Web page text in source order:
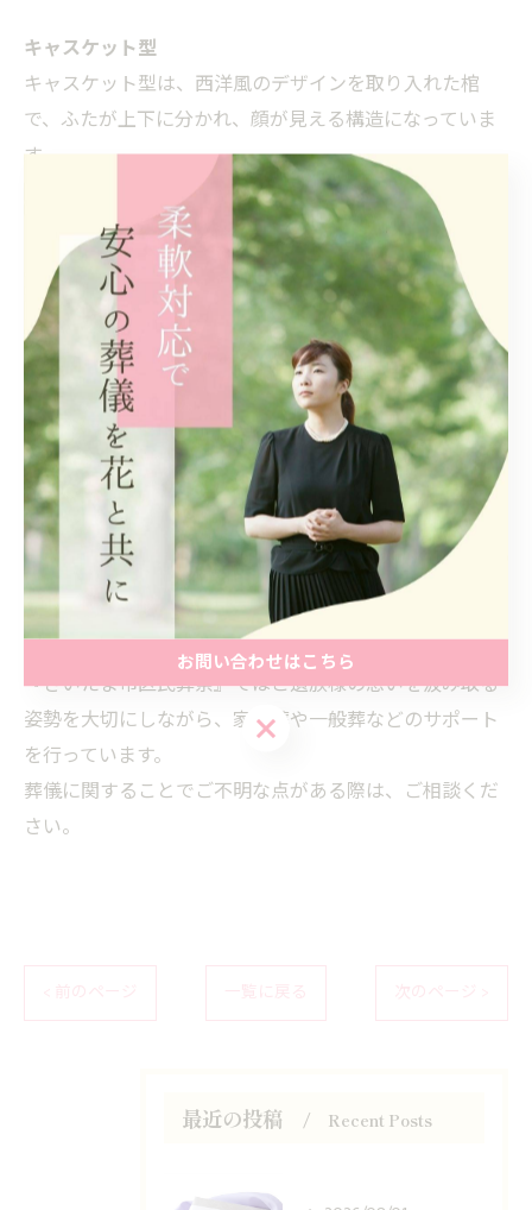
キャスケット型
キャスケット型は、西洋風のデザインを取り入れた棺
で、ふたが上下に分かれ、顔が見える構造になっていま
す。
日本では使用例がまだ少なく、火葬場の設備によっては
対応できない場合もあるため、事前の確認が必要です。
まとめ
棺の一般的な形状には、平棺・山型棺・キャスケット型
があり、それぞれに特徴があります。
見た目だけでなく、葬儀の形式や地域性、故人や遺族の
考え方を踏まえて選ぶことが大切です。
形状の違いを理解することで、納得のいく棺選びにつな
がるでしょう。
『さいたま市区民葬祭』ではご遺族様の想いを汲み取る
姿勢を大切にしながら、家族葬や一般葬などのサポート
を行っています。
葬儀に関することでご不明な点がある際は、ご相談くだ
さい。
最近の投稿 Recent Posts
お問い合わせはこちら
お問い合わせはこちら